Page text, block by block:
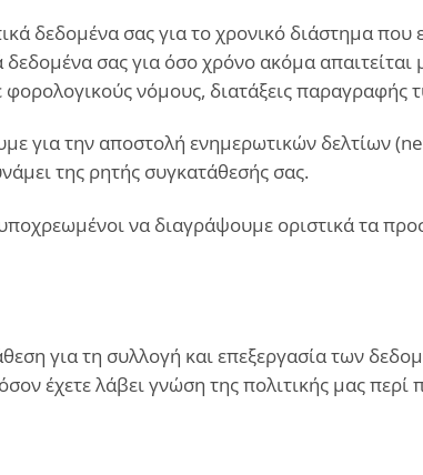
δεδομένα σας για το χρονικό διάστημα που
σας για όσο χρόνο ακόμα απαιτείται
νόμους, διατάξεις παραγραφής
για την αποστολή ενημερωτικών δελτίων
της ρητής συγκατάθεσής σας.
να διαγράψουμε οριστικά τα
για τη συλλογή και επεξεργασία των
έχετε λάβει γνώση της πολιτικής μας